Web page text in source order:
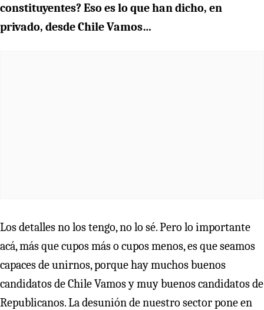
constituyentes? Eso es lo que han dicho, en
privado, desde Chile Vamos…
Los detalles no los tengo, no lo sé. Pero lo importante
acá, más que cupos más o cupos menos, es que seamos
capaces de unirnos, porque hay muchos buenos
candidatos de Chile Vamos y muy buenos candidatos de
Republicanos. La desunión de nuestro sector pone en